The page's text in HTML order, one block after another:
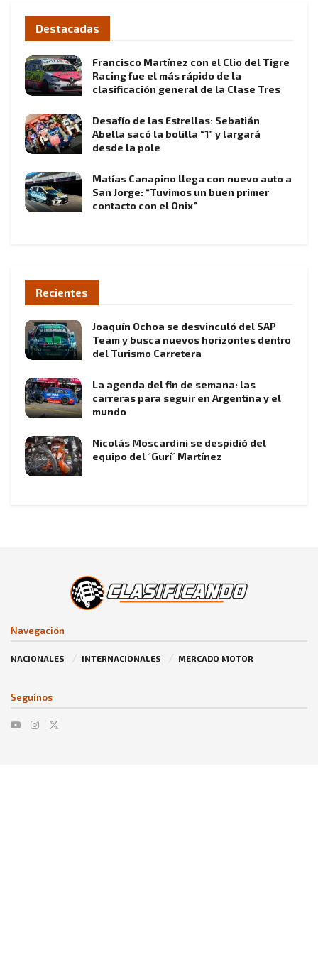
Destacadas
Francisco Martínez con el Clio del Tigre
Racing fue el más rápido de la
clasificación general de la Clase Tres
Desafío de las Estrellas: Sebatián
Abella sacó la bolilla “1” y largará
desde la pole
Matías Canapino llega con nuevo auto a
San Jorge: “Tuvimos un buen primer
contacto con el Onix”
Recientes
Joaquín Ochoa se desvinculó del SAP
Team y busca nuevos horizontes dentro
del Turismo Carretera
La agenda del fin de semana: las
carreras para seguir en Argentina y el
mundo
Nicolás Moscardini se despidió del
equipo del ´Gurí´ Martínez
Navegación
NACIONALES INTERNACIONALES MERCADO MOTOR
Seguínos